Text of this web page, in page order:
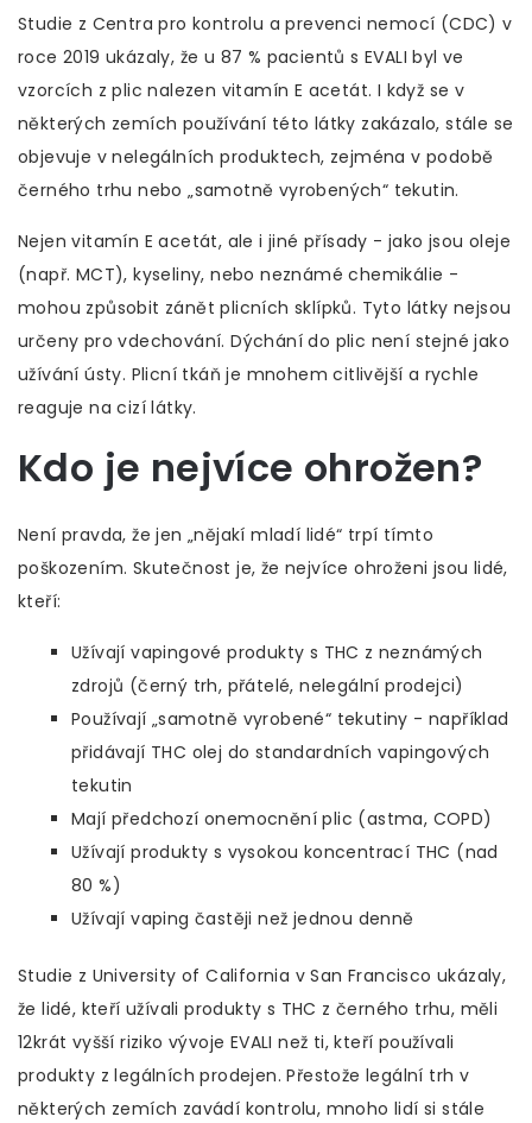
Studie z Centra pro kontrolu a prevenci nemocí (CDC) v
roce 2019 ukázaly, že u 87 % pacientů s EVALI byl ve
vzorcích z plic nalezen vitamín E acetát. I když se v
některých zemích používání této látky zakázalo, stále se
objevuje v nelegálních produktech, zejména v podobě
černého trhu nebo „samotně vyrobených“ tekutin.
Nejen vitamín E acetát, ale i jiné přísady - jako jsou oleje
(např. MCT), kyseliny, nebo neznámé chemikálie -
mohou způsobit zánět plicních sklípků. Tyto látky nejsou
určeny pro vdechování. Dýchání do plic není stejné jako
užívání ústy. Plicní tkáň je mnohem citlivější a rychle
reaguje na cizí látky.
Kdo je nejvíce ohrožen?
Není pravda, že jen „nějakí mladí lidé“ trpí tímto
poškozením. Skutečnost je, že nejvíce ohroženi jsou lidé,
kteří:
Užívají vapingové produkty s THC z neznámých
zdrojů (černý trh, přátelé, nelegální prodejci)
Používají „samotně vyrobené“ tekutiny - například
přidávají THC olej do standardních vapingových
tekutin
Mají předchozí onemocnění plic (astma, COPD)
Užívají produkty s vysokou koncentrací THC (nad
80 %)
Užívají vaping častěji než jednou denně
Studie z University of California v San Francisco ukázaly,
že lidé, kteří užívali produkty s THC z černého trhu, měli
12krát vyšší riziko vývoje EVALI než ti, kteří používali
produkty z legálních prodejen. Přestože legální trh v
některých zemích zavádí kontrolu, mnoho lidí si stále